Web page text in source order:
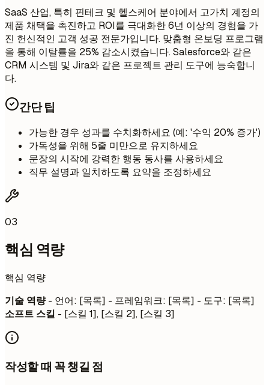
SaaS 산업, 특히 핀테크 및 헬스케어 분야에서 고가치 계정의
제품 채택을 촉진하고 ROI를 극대화한 6년 이상의 경험을 가
진 헌신적인 고객 성공 전문가입니다. 맞춤형 온보딩 프로그램
을 통해 이탈률을 25% 감소시켰습니다. Salesforce와 같은
CRM 시스템 및 Jira와 같은 프로젝트 관리 도구에 능숙합니
다.
간단 팁
가능한 경우 성과를 수치화하세요 (예: '수익 20% 증가')
가독성을 위해 5줄 미만으로 유지하세요
문장의 시작에 강력한 행동 동사를 사용하세요
직무 설명과 일치하도록 요약을 조정하세요
03
핵심 역량
핵심 역량
기술 역량- 언어: [목록] - 프레임워크: [목록] - 도구: [목록]
소프트 스킬 - [스킬 1], [스킬 2], [스킬 3]
작성할 때 꼭 챙길 점